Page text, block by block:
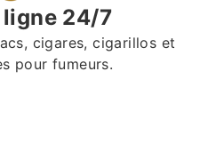
ligne 24/7
cigares, cigarillos et
pour fumeurs.